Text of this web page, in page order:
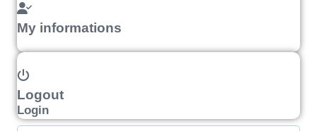
My informations
Logout
Login